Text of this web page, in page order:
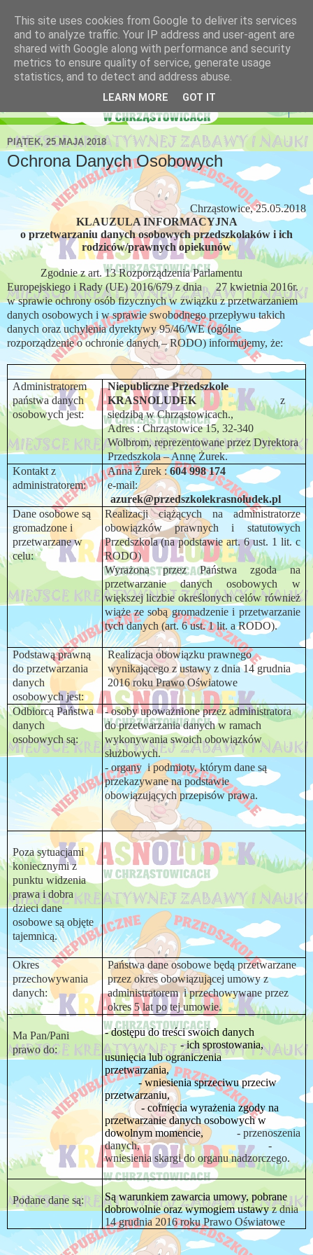
Niepubliczne Przedszkole
Krasnoludek
PIĄTEK, 25 MAJA 2018
Ochrona Danych Osobowych
Chrząstowice, 25.05.2018
KLAUZULA INFORMACYJNA
o przetwarzaniu danych osobowych przedszkolaków i ich
rodziców/prawnych opiekunów
Zgodnie z art. 13 Rozporządzenia Parlamentu
Europejskiego i Rady (UE) 2016/679 z dnia
27 kwietnia 2016r.
w sprawie ochrony osób fizycznych w związku z przetwarzaniem
danych osobowych i w sprawie swobodnego przepływu takich
danych oraz uchylenia dyrektywy 95/46/WE (ogólne
rozporządzenie o ochronie danych – RODO) informujemy, że:
Administratorem
państwa danych
osobowych jest:
Niepubliczne Przedszkole
KRASNOLUDEK
z
siedzibą w Chrząstowicach.,
Adres : Chrząstowice 15, 32-340
Wolbrom, reprezentowane przez Dyrektora
Przedszkola – Annę Żurek.
Kontakt z
administratorem:
Anna Żurek :604 998 174
e-mail:
azurek@przedszkolekrasnoludek.pl
Dane osobowe są
gromadzone i
przetwarzane w
celu:
Realizacji ciążących na administratorze
obowiązków prawnych i statutowych
Przedszkola (na podstawie art. 6 ust. 1 lit. c
RODO)
Wyrażona przez Państwa zgoda na
przetwarzanie danych osobowych w
większej liczbie określonych celów również
wiąże ze sobą gromadzenie i przetwarzanie
tych danych (art. 6 ust. 1 lit. a RODO).
Podstawą prawną
do przetwarzania
danych
osobowych jest:
Realizacja obowiązku prawnego
wynikającego z ustawy z dnia 14 grudnia
2016 roku Prawo Oświatowe
Odbiorcą Państwa
danych
osobowych są:
- osoby upoważnione przez administratora
do przetwarzania danych w ramach
wykonywania swoich obowiązków
służbowych.
- organy i podmioty, którym dane są
przekazywane na podstawie
obowiązujących przepisów prawa.
Poza sytuacjami
koniecznymi z
punktu widzenia
prawa i dobra
dzieci dane
osobowe są objęte
tajemnicą.
Okres
przechowywania
danych:
Państwa dane osobowe będą przetwarzane
przez okres obowiązującej umowy z
administratorem i przechowywane przez
okres 5 lat po tej umowie.
Ma Pan/Pani
prawo do:
- dostępu do treści swoich danych
- ich sprostowania,
usunięcia lub ograniczenia
przetwarzania,
- wniesienia sprzeciwu przeciw
przetwarzaniu,
- cofnięcia wyrażenia zgody na
przetwarzanie danych osobowych w
dowolnym momencie,
- przenoszenia
danych,
-
wniesienia skargi do organu nadzorczego.
Podane dane są: Sąwarunkiem zawarcia umowy, pobrane
dobrowolnie oraz wymogiem ustawyz dnia
14 grudnia 2016 roku Prawo Oświatowe
This site uses cookies from Google to deliver its services
and to analyze traffic. Your IP address and user-agent are
shared with Google along with performance and security
metrics to ensure quality of service, generate usage
statistics, and to detect and address abuse.
LEARN MORE GOT IT